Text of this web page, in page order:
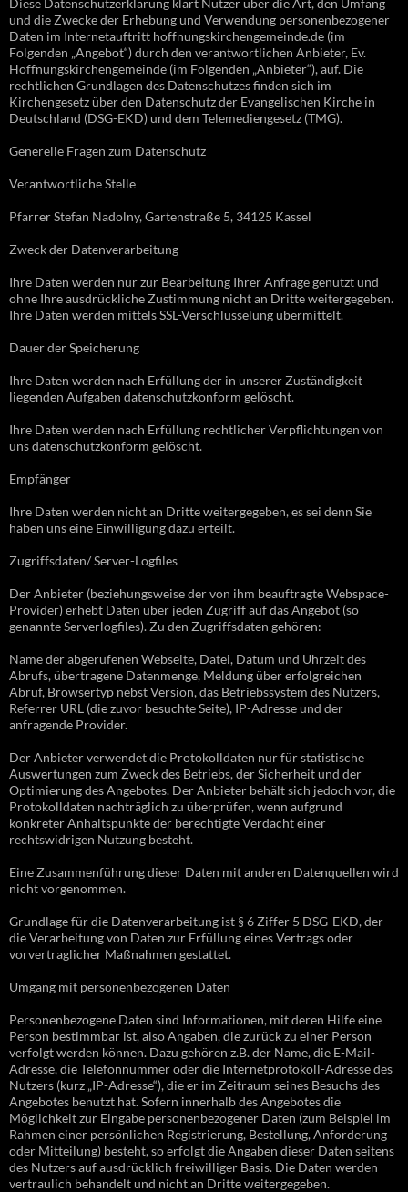
und die Zwecke der Erhebung und Verwendung personenbezogener
Daten im Internetauftritt hoffnungskirchengemeinde.de (im
Folgenden „Angebot“) durch den verantwortlichen Anbieter, Ev.
Hoffnungskirchengemeinde (im Folgenden „Anbieter“), auf. Die
rechtlichen Grundlagen des Datenschutzes finden sich im
Kirchengesetz über den Datenschutz der Evangelischen Kirche in
Deutschland (DSG-EKD) und dem Telemediengesetz (TMG).
Generelle Fragen zum Datenschutz
Verantwortliche Stelle
Pfarrer Stefan Nadolny, Gartenstraße 5, 34125 Kassel
Zweck der Datenverarbeitung
Ihre Daten werden nur zur Bearbeitung Ihrer Anfrage genutzt und
ohne Ihre ausdrückliche Zustimmung nicht an Dritte weitergegeben.
Ihre Daten werden mittels SSL-Verschlüsselung übermittelt.
Dauer der Speicherung
Ihre Daten werden nach Erfüllung der in unserer Zuständigkeit
liegenden Aufgaben datenschutzkonform gelöscht.
Ihre Daten werden nach Erfüllung rechtlicher Verpflichtungen von
uns datenschutzkonform gelöscht.
Empfänger
Ihre Daten werden nicht an Dritte weitergegeben, es sei denn Sie
haben uns eine Einwilligung dazu erteilt.
Zugriffsdaten/ Server-Logfiles
Der Anbieter (beziehungsweise der von ihm beauftragte Webspace-
Provider) erhebt Daten über jeden Zugriff auf das Angebot (so
genannte Serverlogfiles). Zu den Zugriffsdaten gehören:
Name der abgerufenen Webseite, Datei, Datum und Uhrzeit des
Abrufs, übertragene Datenmenge, Meldung über erfolgreichen
Abruf, Browsertyp nebst Version, das Betriebssystem des Nutzers,
Referrer URL (die zuvor besuchte Seite), IP-Adresse und der
anfragende Provider.
Der Anbieter verwendet die Protokolldaten nur für statistische
Auswertungen zum Zweck des Betriebs, der Sicherheit und der
Optimierung des Angebotes. Der Anbieter behält sich jedoch vor, die
Protokolldaten nachträglich zu überprüfen, wenn aufgrund
konkreter Anhaltspunkte der berechtigte Verdacht einer
rechtswidrigen Nutzung besteht.
Eine Zusammenführung dieser Daten mit anderen Datenquellen wird
nicht vorgenommen.
Grundlage für die Datenverarbeitung ist § 6 Ziffer 5 DSG-EKD, der
die Verarbeitung von Daten zur Erfüllung eines Vertrags oder
vorvertraglicher Maßnahmen gestattet.
Umgang mit personenbezogenen Daten
Personenbezogene Daten sind Informationen, mit deren Hilfe eine
Person bestimmbar ist, also Angaben, die zurück zu einer Person
verfolgt werden können. Dazu gehören z.B. der Name, die E-Mail-
Adresse, die Telefonnummer oder die Internetprotokoll-Adresse des
Nutzers (kurz „IP-Adresse“), die er im Zeitraum seines Besuchs des
Angebotes benutzt hat. Sofern innerhalb des Angebotes die
Möglichkeit zur Eingabe personenbezogener Daten (zum Beispiel im
Rahmen einer persönlichen Registrierung, Bestellung, Anforderung
oder Mitteilung) besteht, so erfolgt die Angaben dieser Daten seitens
des Nutzers auf ausdrücklich freiwilliger Basis. Die Daten werden
vertraulich behandelt und nicht an Dritte weitergegeben.